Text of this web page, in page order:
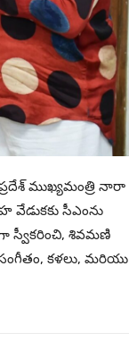
ముఖ్యమంత్రి నారా
సీఎంను
స్వీకరించి, శివమణి
కళలు, మరియు